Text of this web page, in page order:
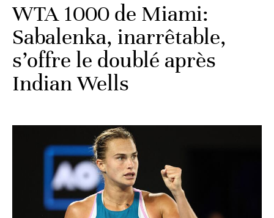
WTA 1000 de Miami:
Sabalenka, inarrêtable,
s’offre le doublé après
Indian Wells